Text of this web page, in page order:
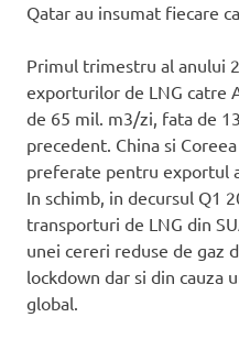
Qatar au insumat fiecare
Primul trimestru al anului
exporturilor de LNG catre
de 65 mil. m3/zi, fata de
precedent. China si
preferate pentru exportul
In schimb, in decursul Q1
transporturi de LNG din
unei cereri reduse de gaz
lockdown dar si din cauza
global.